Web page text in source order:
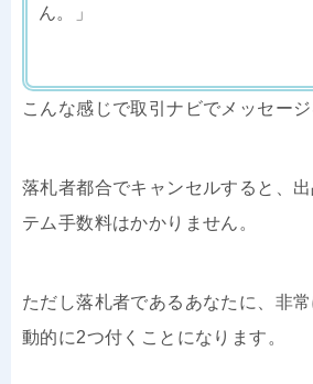
ん。」
こんな感じで取引ナビでメッセージ
落札者都合でキャンセルすると、
テム手数料はかかりません。
ただし落札者であるあなたに、非
動的に2つ付くことになります。